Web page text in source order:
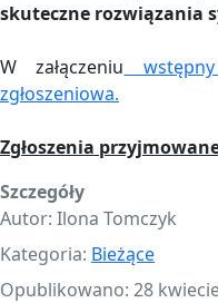
skuteczne rozwiązania
W załączeniu
zgłoszeniowa.
Zgłoszenia
Szczegóły
Autor: Ilona Tomczyk
Kategoria: Bieżące
Opublikowano: 28